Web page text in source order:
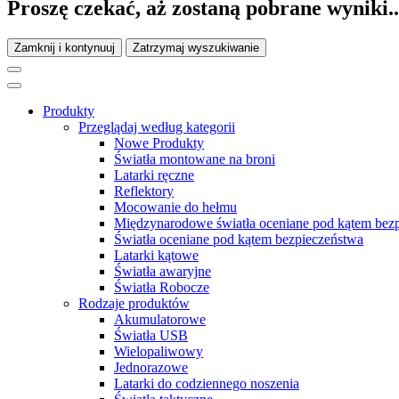
Proszę czekać, aż zostaną pobrane
Zamknij i kontynuuj Zatrzymaj wyszukiwanie
Produkty
Przeglądaj według kategorii
Nowe Produkty
Światła montowane na broni
Latarki ręczne
Reflektory
Mocowanie do hełmu
Międzynarodowe światła oceniane pod kątem
Światła oceniane pod kątem bezpieczeństwa
Latarki kątowe
Światła awaryjne
Światła Robocze
Rodzaje produktów
Akumulatorowe
Światła USB
Wielopaliwowy
Jednorazowe
Latarki do codziennego noszenia